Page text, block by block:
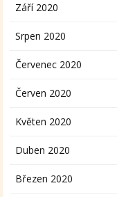
Září 2020
Srpen 2020
Červenec 2020
Červen 2020
Květen 2020
Duben 2020
Březen 2020